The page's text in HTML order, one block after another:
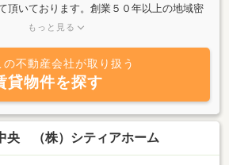
頂いております。創業５０年以上の地域密
する事は何でもお気軽にお問い合わせ頂け
すのでお気軽にご相談ください。
もっと見る
の不動産会社が取り扱う
貸物件を探す
央 （株）シティアホーム